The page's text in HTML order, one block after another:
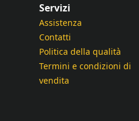
Servizi
Assistenza
Contatti
Politica della qualità
Termini e condizioni di
vendita